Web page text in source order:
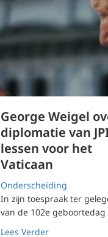
George Weigel
diplomatie van
lessen voor het
Vaticaan
Onderscheiding
In zijn toespraak ter
van de 102e
Lees Verderabout George